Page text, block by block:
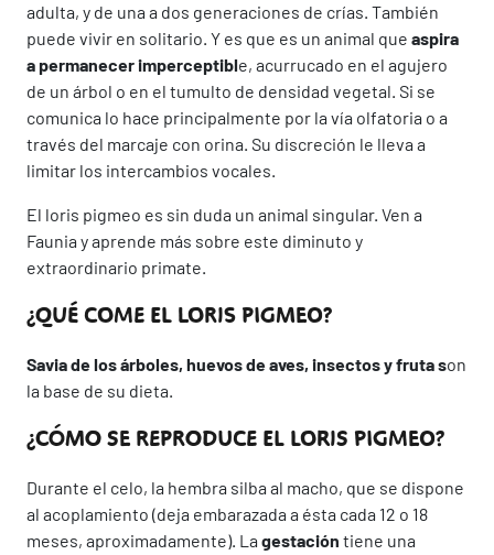
adulta, y de una a dos generaciones de crías. También
puede vivir en solitario. Y es que es un animal que aspira
a permanecer imperceptible, acurrucado en el agujero
de un árbol o en el tumulto de densidad vegetal. Si se
comunica lo hace principalmente por la vía olfatoria o a
través del marcaje con orina. Su discreción le lleva a
limitar los intercambios vocales.
El loris pigmeo es sin duda un animal singular. Ven a
Faunia y aprende más sobre este diminuto y
extraordinario primate.
¿QUÉ COME EL LORIS PIGMEO?
Savia de los árboles, huevos de aves, insectos y fruta son
la base de su dieta.
¿CÓMO SE REPRODUCE EL LORIS PIGMEO?
Durante el celo, la hembra silba al macho, que se dispone
al acoplamiento (deja embarazada a ésta cada 12 o 18
meses, aproximadamente). Lagestación tiene una